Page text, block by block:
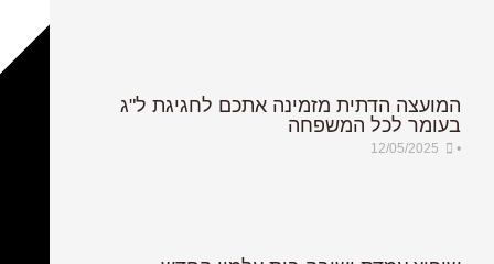
המועצה הדתית מזמינה אתכם לחגיגת ל"ג
בעומר לכל המשפחה
•
12/05/2025
המועצה הדתית מזמינה אתכם לחגיגת ל"ג
בעומר לכל המשפחה
•
12/05/2025